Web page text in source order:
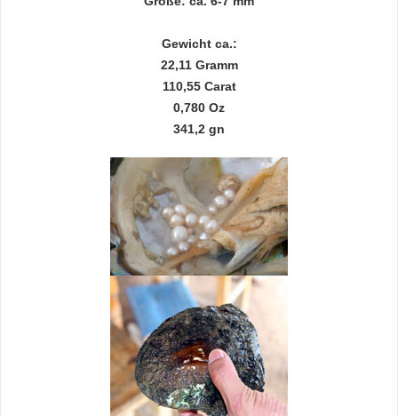
Gewicht ca.:
22,11 Gramm
110,55 Carat
0,780 Oz
341,2 gn